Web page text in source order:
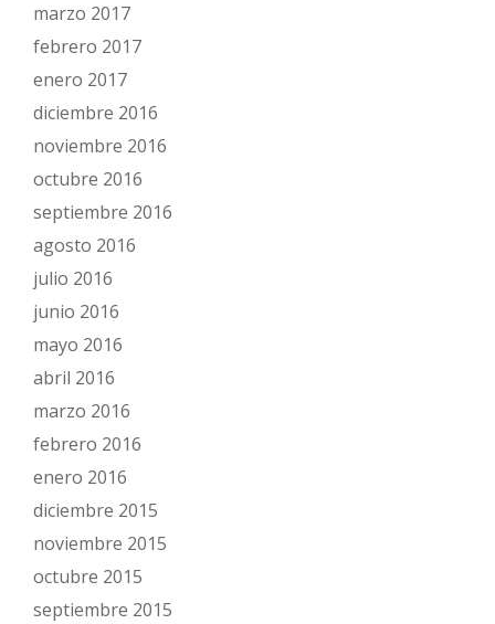
marzo 2017
febrero 2017
enero 2017
diciembre 2016
noviembre 2016
octubre 2016
septiembre 2016
agosto 2016
julio 2016
junio 2016
mayo 2016
abril 2016
marzo 2016
febrero 2016
enero 2016
diciembre 2015
noviembre 2015
octubre 2015
septiembre 2015